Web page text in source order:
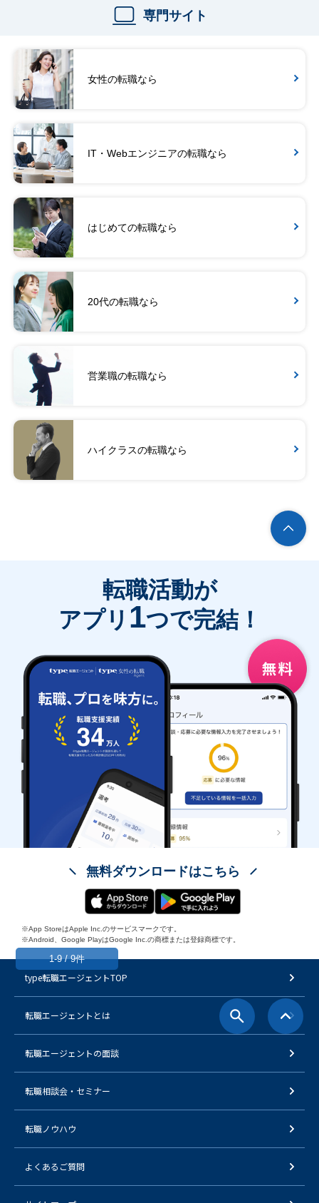
専門サイト
女性の転職なら
IT・Webエンジニアの転職なら
はじめての転職なら
20代の転職なら
営業職の転職なら
ハイクラスの転職なら
1-9 / 9件
転職活動が
アプリ 1つで完結！
無料ダウンロードはこちら
※App StoreはApple Inc.のサービスマークです。
※Android、Google PlayはGoogle Inc.の商標または登録商標です。
type転職エージェントTOP
転職エージェントとは
転職エージェントの面談
転職相談会・セミナー
転職ノウハウ
よくあるご質問